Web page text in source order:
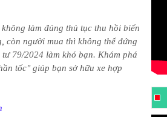
làm đúng thủ tục thu hồi biển
còn người mua thì không thể đứng
79/2024 làm khó bạn. Khám phá
tốc" giúp bạn sở hữu xe hợp